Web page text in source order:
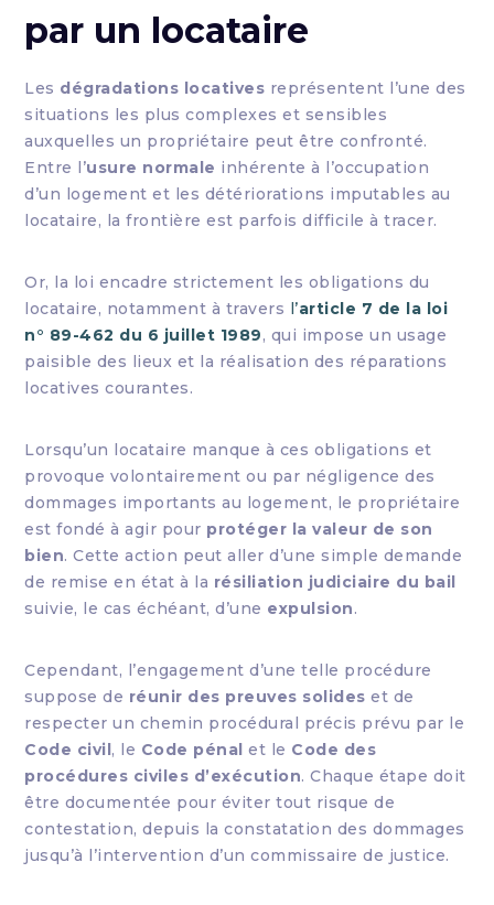
par un locataire
Les dégradations locatives représentent l’une des
situations les plus complexes et sensibles
auxquelles un propriétaire peut être confronté.
Entre l’usure normale inhérente à l’occupation
d’un logement et les détériorations imputables au
locataire, la frontière est parfois difficile à tracer.
Or, la loi encadre strictement les obligations du
locataire, notamment à travers l’article 7 de la loi
n° 89-462 du 6 juillet 1989, qui impose un usage
paisible des lieux et la réalisation des réparations
locatives courantes.
Lorsqu’un locataire manque à ces obligations et
provoque volontairement ou par négligence des
dommages importants au logement, le propriétaire
est fondé à agir pour protéger la valeur de son
bien. Cette action peut aller d’une simple demande
de remise en état à la résiliation judiciaire du bail
suivie, le cas échéant, d’une expulsion.
Cependant, l’engagement d’une telle procédure
suppose de réunir des preuves solides et de
respecter un chemin procédural précis prévu par le
Code civil, le Code pénal et le Code des
procédures civiles d’exécution. Chaque étape doit
être documentée pour éviter tout risque de
contestation, depuis la constatation des dommages
jusqu’à l’intervention d’un commissaire de justice.